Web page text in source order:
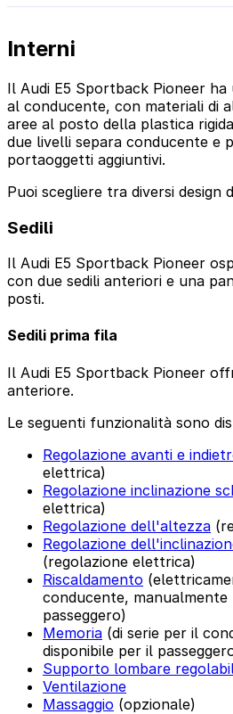
Interni
Il Audi E5 Sportback Pioneer
al conducente, con materiali di
aree al posto della plastica
due livelli separa conducente e
portaoggetti aggiuntivi.
Puoi scegliere tra diversi design
Sedili
Il Audi E5 Sportback Pioneer
con due sedili anteriori e una
posti.
Sedili prima fila
Il Audi E5 Sportback Pioneer
anteriore.
Le seguenti funzionalità sono
Regolazione avanti e
elettrica)
Regolazione inclinazione
elettrica)
Regolazione dell'altezza
Regolazione
(regolazione elettrica)
Riscaldamento
conducente,
passeggero)
Memoria (di serie per il
disponibile per il
Supporto lombare
Ventilazione
Massaggio (opzionale)